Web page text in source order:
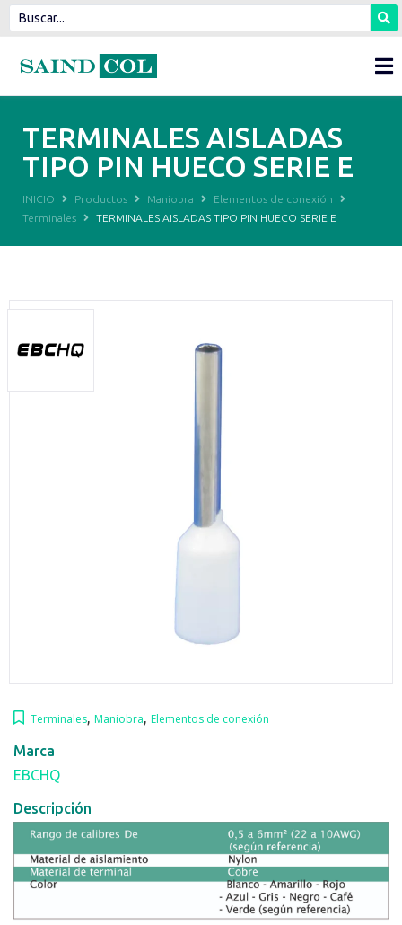
TERMINALES AISLADAS
TIPO PIN HUECO SERIE E
INICIO Productos Maniobra
Elementos de conexión
Terminales
TERMINALES AISLADAS TIPO PIN HUECO SERIE E
Terminales, Maniobra, Elementos de conexión
Marca
EBCHQ
Descripción